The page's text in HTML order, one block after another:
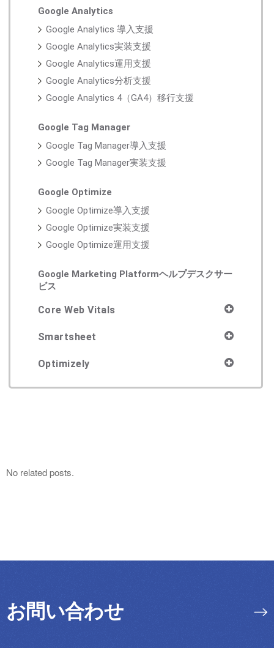
Google Analytics
Google Analytics 導入支援
Google Analytics実装支援
Google Analytics運用支援
Google Analytics分析支援
Google Analytics 4（GA4）移行支援
Google Tag Manager
Google Tag Manager導入支援
Google Tag Manager実装支援
Google Optimize
Google Optimize導入支援
Google Optimize実装支援
Google Optimize運用支援
Google Marketing Platformヘルプデスクサー
ビス
Core Web Vitals
Smartsheet
Optimizely
No related posts.
お問い合わせ